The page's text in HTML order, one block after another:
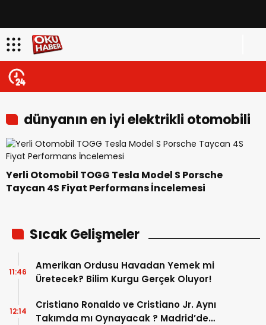
dünyanın en iyi elektrikli otomobili
Porsche Taycan 4S
Yerli Otomobil TOGG Tesla Model S Porsche
Taycan 4S Fiyat Performans İncelemesi
Sıcak Gelişmeler
Amerikan Ordusu Havadan Yemek mi
Üretecek? Bilim Kurgu Gerçek Oluyor!
11:46
Cristiano Ronaldo ve Cristiano Jr. Aynı
Takımda mı Oynayacak ? Madrid’de
12:14